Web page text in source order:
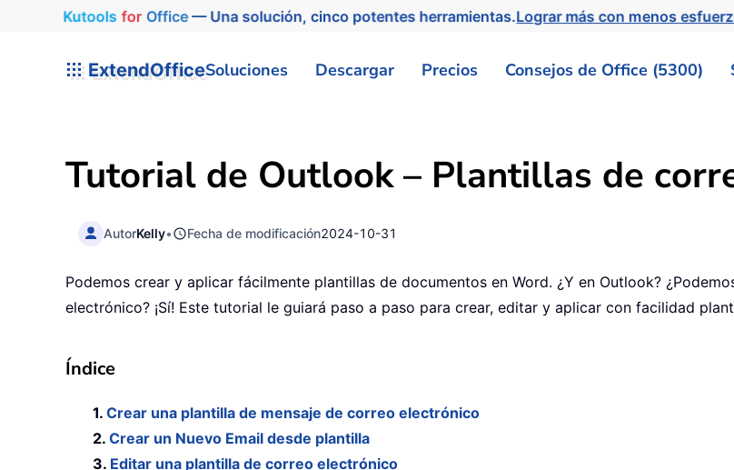
Kutools for Office— Una solución, cinco potentes herramientas.Lograr más con menos
ExtendOfficeSoluciones Descargar Precios Consejos de Office (5300)
Tutorial de Outlook – Plantillas de
AutorKelly• Fecha de modificación2024-10-31
Podemos crear y aplicar fácilmente plantillas de documentos en Word. ¿Y en Outlook?
electrónico? ¡Sí! Este tutorial le guiará paso a paso para crear, editar y aplicar con facilidad
Índice
1. Crear una plantilla de mensaje de correo electrónico
2. Crear un Nuevo Email desde plantilla
3. Editar una plantilla de correo electrónico